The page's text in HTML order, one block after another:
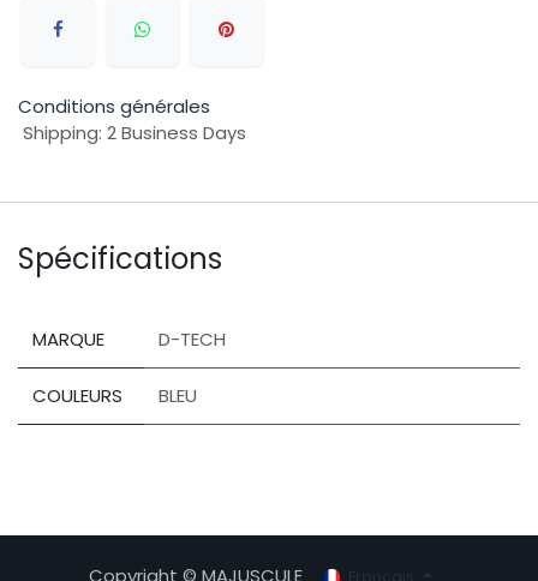
Conditions générales
Shipping: 2 Business Days
Spécifications
MARQUE D-TECH
COULEURS BLEU
Copyright © MAJUSCULE Français